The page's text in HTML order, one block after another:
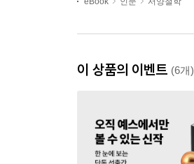
이 상품의 이벤트 (6개)